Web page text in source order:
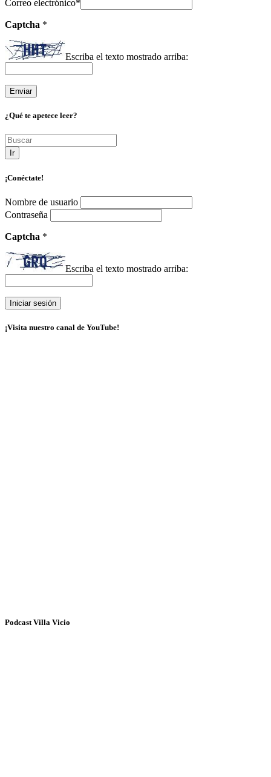
Correo electrónico*
Captcha *
Escriba el texto mostrado arriba:
¿Qué te apetece leer?
Ir
¡Conéctate!
Nombre de usuario
Contraseña
Captcha *
Escriba el texto mostrado arriba:
¡Visita nuestro canal de YouTube!
Podcast Villa Vicio